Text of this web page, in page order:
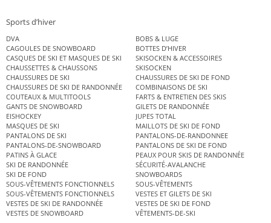
Sports d’hiver
DVA
BOBS & LUGE
CAGOULES DE SNOWBOARD
BOTTES D’HIVER
CASQUES DE SKI ET MASQUES DE SKI
SKISOCKEN & ACCESSOIRES
CHAUSSETTES & CHAUSSONS
SKISOCKEN
CHAUSSURES DE SKI
CHAUSSURES DE SKI DE FOND
CHAUSSURES DE SKI DE RANDONNÉE
COMBINAISONS DE SKI
COUTEAUX & MULTITOOLS
FARTS & ENTRETIEN DES SKIS
GANTS DE SNOWBOARD
GILETS DE RANDONNÉE
EISHOCKEY
JUPES TOTAL
MASQUES DE SKI
MAILLOTS DE SKI DE FOND
PANTALONS DE SKI
PANTALONS-DE-RANDONNEE
PANTALONS-DE-SNOWBOARD
PANTALONS DE SKI DE FOND
PATINS À GLACE
PEAUX POUR SKIS DE RANDONNÉE
SKI DE RANDONNÉE
SÉCURITÉ-AVALANCHE
SKI DE FOND
SNOWBOARDS
SOUS-VÊTEMENTS FONCTIONNELS
SOUS-VÊTEMENTS
SOUS-VÊTEMENTS FONCTIONNELS
VESTES ET GILETS DE SKI
VESTES DE SKI DE RANDONNÉE
VESTES DE SKI DE FOND
VESTES DE SNOWBOARD
VÊTEMENTS-DE-SKI